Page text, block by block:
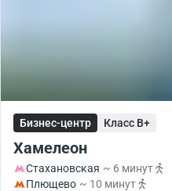
Бизнес-центр Класс B+
Хамелеон
Стахановская ~ 6 минут
Плющево ~ 10 минут